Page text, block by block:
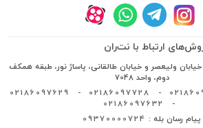
ارتباط با نت‌ران
ولیعصر و خیابان طالقانی، پاساژ نور، طبقه همکف
دوم، واحد 7048
02186097728
02186097629
02186097632
پیام رسان بله : 09370000724